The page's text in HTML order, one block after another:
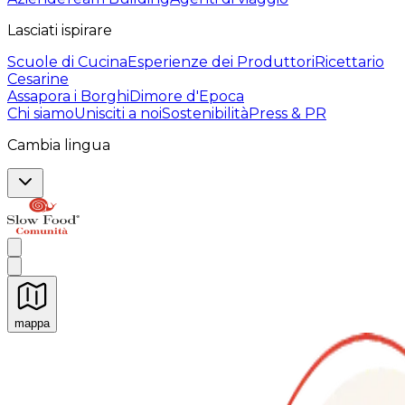
Lasciati ispirare
Scuole di CucinaEsperienze dei ProduttoriRicettario
Cesarine
Assapora i BorghiDimore d'Epoca
Chi siamoUnisciti a noiSostenibilitàPress & PR
Cambia lingua
mappa
Esperienze culinarie indimenticabili: Esperienze